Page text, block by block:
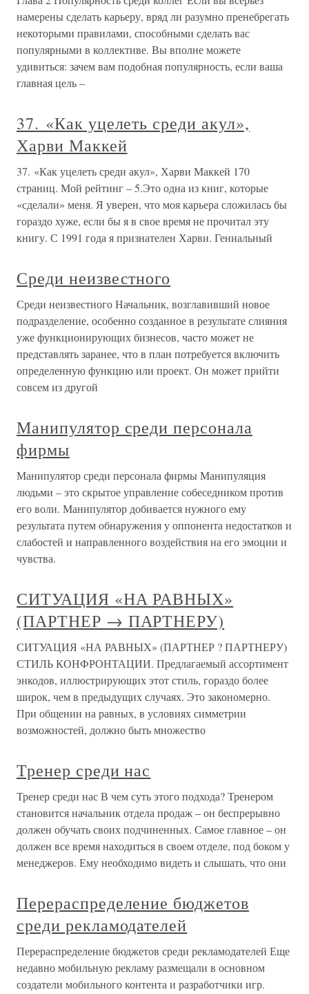
намерены сделать карьеру, вряд ли разумно пренебрегать
некоторыми правилами, способными сделать вас
популярными в коллективе. Вы вполне можете
удивиться: зачем вам подобная популярность, если ваша
главная цель –
37. «Как уцелеть среди акул»,
Харви Маккей
37. «Как уцелеть среди акул», Харви Маккей 170
страниц. Мой рейтинг – 5.Это одна из книг, которые
«сделали» меня. Я уверен, что моя карьера сложилась бы
гораздо хуже, если бы я в свое время не прочитал эту
книгу. С 1991 года я признателен Харви. Гениальный
Среди неизвестного
Среди неизвестного Начальник, возглавивший новое
подразделение, особенно созданное в результате слияния
уже функционирующих бизнесов, часто может не
представлять заранее, что в план потребуется включить
определенную функцию или проект. Он может прийти
совсем из другой
Манипулятор среди персонала
фирмы
Манипулятор среди персонала фирмы Манипуляция
людьми – это скрытое управление собеседником против
его воли. Манипулятор добивается нужного ему
результата путем обнаружения у оппонента недостатков и
слабостей и направленного воздействия на его эмоции и
чувства.
СИТУАЦИЯ «НА РАВНЫХ»
(ПАРТНЕР → ПАРТНЕРУ)
СИТУАЦИЯ «НА РАВНЫХ» (ПАРТНЕР ? ПАРТНЕРУ)
СТИЛЬ КОНФРОНТАЦИИ. Предлагаемый ассортимент
энкодов, иллюстрирующих этот стиль, гораздо более
широк, чем в предыдущих случаях. Это закономерно.
При общении на равных, в условиях симметрии
возможностей, должно быть множество
Тренер среди нас
Тренер среди нас В чем суть этого подхода? Тренером
становится начальник отдела продаж – он беспрерывно
должен обучать своих подчиненных. Самое главное – он
должен все время находиться в своем отделе, под боком у
менеджеров. Ему необходимо видеть и слышать, что они
Перераспределение бюджетов
среди рекламодателей
Перераспределение бюджетов среди рекламодателей Еще
недавно мобильную рекламу размещали в основном
создатели мобильного контента и разработчики игр.